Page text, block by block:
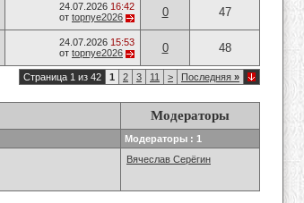
24.07.2026 16:42
от topnye2026 0 47
24.07.2026 15:53
от topnye2026 0 48
Страница 1 из 42 1 2 3 11 > Последняя »
Модераторы
Модераторы : 1
Вячеслав Серёгин